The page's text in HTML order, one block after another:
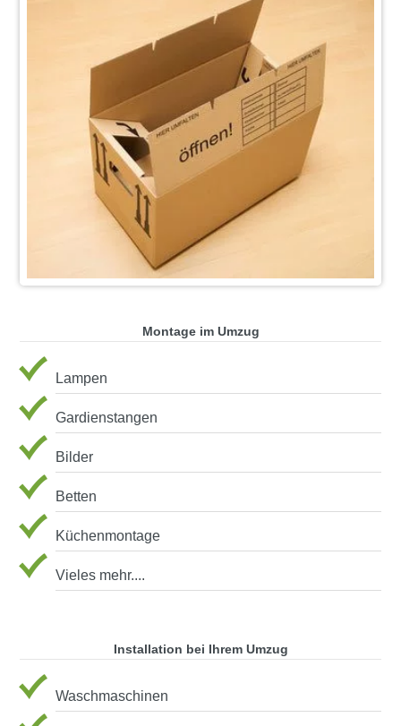
Montage im Umzug
Lampen
Gardienstangen
Bilder
Betten
Küchenmontage
Vieles mehr....
Installation bei Ihrem Umzug
Waschmaschinen